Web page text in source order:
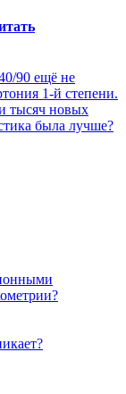
90 ещё не
1-й степени.
тысяч новых
была лучше?